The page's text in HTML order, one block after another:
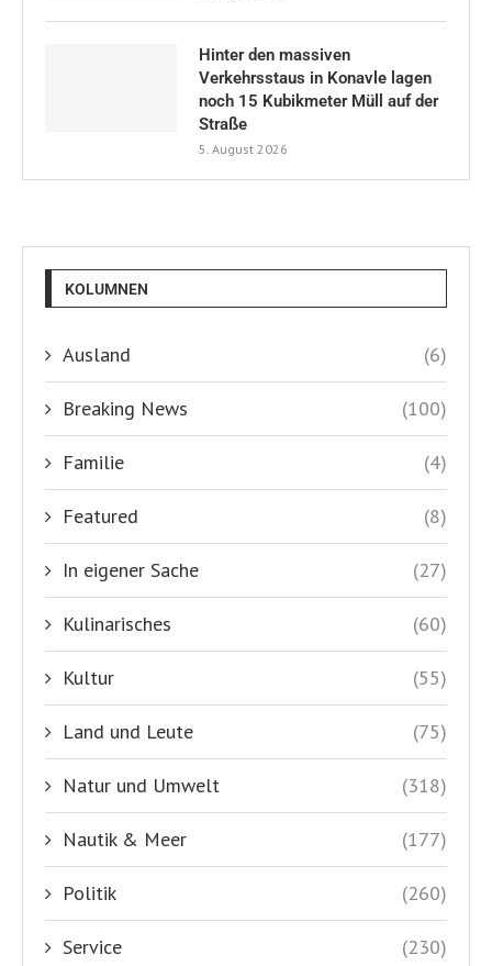
Hinter den massiven
Verkehrsstaus in Konavle lagen
noch 15 Kubikmeter Müll auf der
Straße
5. August 2026
KOLUMNEN
Ausland (6)
Breaking News (100)
Familie (4)
Featured (8)
In eigener Sache (27)
Kulinarisches (60)
Kultur (55)
Land und Leute (75)
Natur und Umwelt (318)
Nautik & Meer (177)
Politik (260)
Service (230)